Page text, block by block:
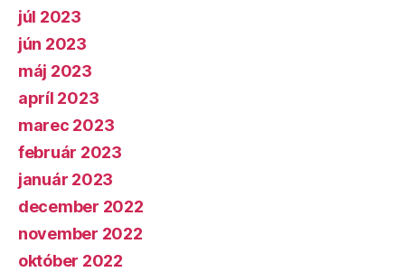
júl 2023
jún 2023
máj 2023
apríl 2023
marec 2023
február 2023
január 2023
december 2022
november 2022
október 2022